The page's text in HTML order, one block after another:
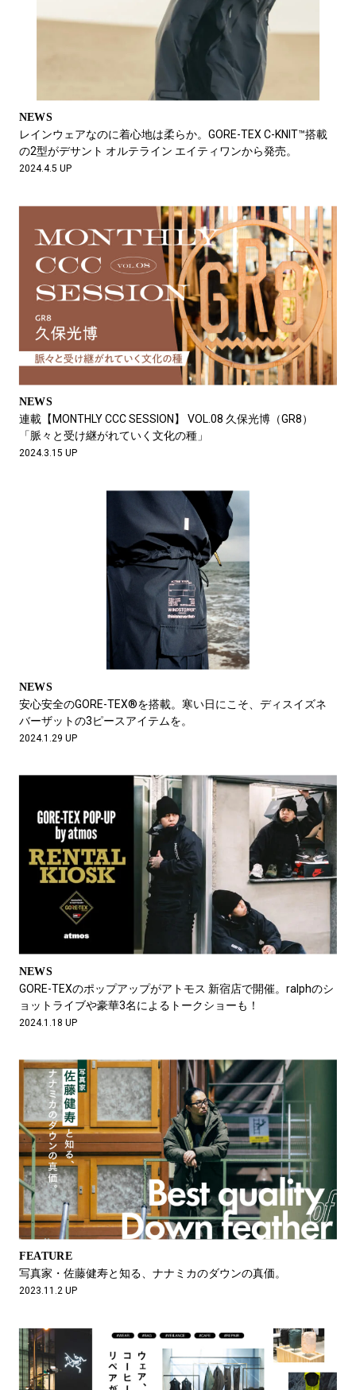
NEWS
レインウェアなのに着心地は柔らか。GORE-TEX C-KNIT™搭載
の2型がデサント オルテライン エイティワンから発売。
2024.4.5 UP
NEWS
連載【MONTHLY CCC SESSION】 VOL.08 久保光博（GR8）
「脈々と受け継がれていく文化の種」
2024.3.15 UP
NEWS
安心安全のGORE-TEX®を搭載。寒い日にこそ、ディスイズネ
バーザットの3ピースアイテムを。
2024.1.29 UP
NEWS
GORE-TEXのポップアップがアトモス 新宿店で開催。ralphのシ
ョットライブや豪華3名によるトークショーも！
2024.1.18 UP
FEATURE
写真家・佐藤健寿と知る、ナナミカのダウンの真価。
2023.11.2 UP